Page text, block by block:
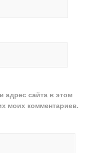
адрес сайта в этом
моих комментариев.